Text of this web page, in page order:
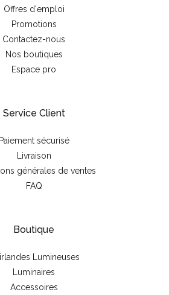
Offres d'emploi
Promotions
Contactez-nous
Nos boutiques
Espace pro
Service Client
Paiement sécurisé
Livraison
générales de ventes
FAQ
Boutique
Lumineuses
Luminaires
Accessoires